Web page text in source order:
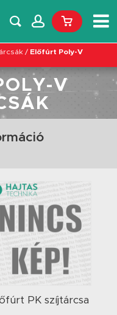
/ Előfúrt Poly-V
V
PK szíjtárcsa